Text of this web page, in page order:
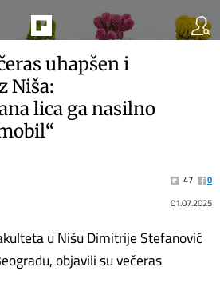
uhapšen i
Niša:
lica ga nasilno
47
0
01.07.2025
u Nišu Dimitrije Stefanović
objavili su večeras